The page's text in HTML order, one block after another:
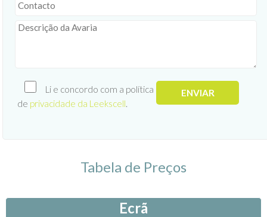
Li e concordo com a política
de privacidade da Leekscell.
Tabela de Preços
Ecrã